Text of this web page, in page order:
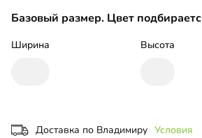
Базовый размер. Цвет
Ширина Высота
Доставка по Владимиру Условия